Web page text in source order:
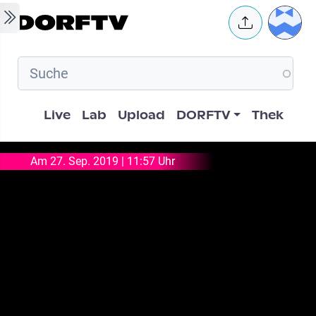
Skip to main content User
Hauptnavigation
Live Lab Upload DORFTV Thek
Am 27. Sep. 2019 | 11:57 Uhr